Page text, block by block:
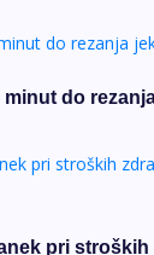
do
pri